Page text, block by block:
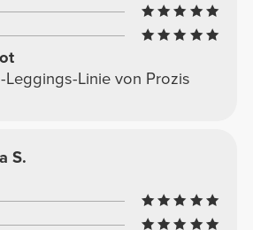
Leggings-Linie von Prozis
S.